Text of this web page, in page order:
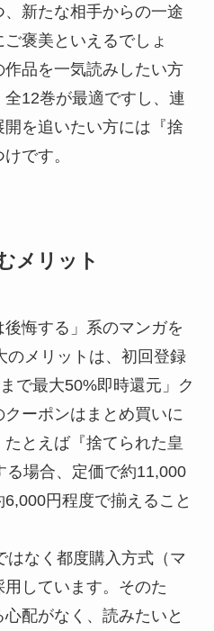
新たな相手からの一途
褒美といえるでしょ
品を一気読みしたい方
12巻が最適ですし、連
を追いたい方には『捨
です。
メリット
後悔する」系のマンガを
のメリットは、初回登録
で最大50%即時還元」ク
ーポンはまとめ買いに
とえば『捨てられた皇
場合、定価で約11,000
円程度で揃えること
はなく都度購入方式（マ
しています。そのた
配がなく、読みたいと